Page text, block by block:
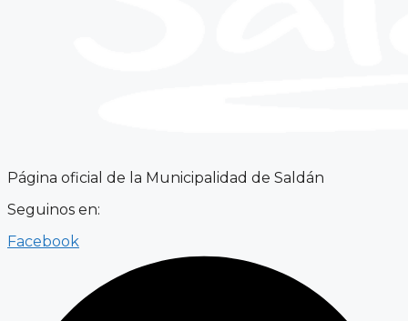
Página oficial de la Municipalidad de Saldán
Seguinos en:
Facebook